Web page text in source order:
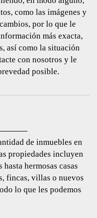
como las imágenes y
por lo que le
más exacta,
así como la situación
con nosotros y le
posible.
de inmuebles en
propiedades incluyen
hermosas casas
fincas, villas o nuevos
lo que les podemos